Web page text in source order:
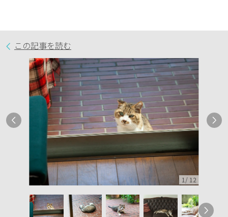
この記事を読む
1 / 12